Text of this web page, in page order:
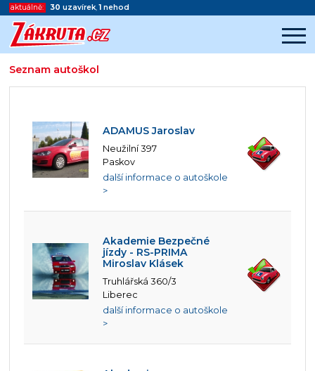
aktuálně: 30 uzavírek,1 nehod
Seznam autoškol
Začátek reklamy
ADAMUS Jaroslav
Neužilní 397
Paskov
další informace o autoškole
>
Akademie Bezpečné
jízdy - RS-PRIMA
Miroslav Klásek
Truhlářská 360/3
Liberec
další informace o autoškole
>